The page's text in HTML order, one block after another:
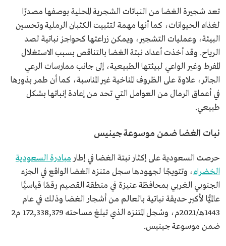
تعد شجيرة الغضا من النباتات الشجرية المحلية بوصفها مصدرًا
لغذاء الحيوانات، كما أنها مهمة لتثبيت الكثبان الرملية وتحسين
البيئة، وعمليات التشجير، ويمكن زراعتها كحواجز نباتية لصد
الرياح. وقد أخذت أعداد نبتة الغضا بالتناقص بسبب الاستغلال
المفرط وغير الواعي لبيئتها الطبيعية، إلى جانب ممارسات الرعي
الجائر، علاوة على الظروف المناخية غير المناسبة، كما أن طمر بذورها
في أعماق الرمال من العوامل التي تحد من إعادة إنباتها بشكل
طبيعي.
نبات الغضا ضمن موسوعة جينيس
حرصت السعودية على إكثار نبتة الغضا في إطار مبادرة السعودية
الخضراء، وتتويجًا لجهودها سجل متنزه الغضا الواقع في الجزء
الجنوبي الغربي بمحافظة عنيزة في منطقة القصيم رقمًا قياسيًّا
عالميًّا لأكبر حديقة نباتية بالعالم من أشجار الغضا وذلك في عام
1443هـ/2021م، وسُجل المتنزه الذي تبلغ مساحته 172,338,379 م2
ضمن موسوعة جينيس.